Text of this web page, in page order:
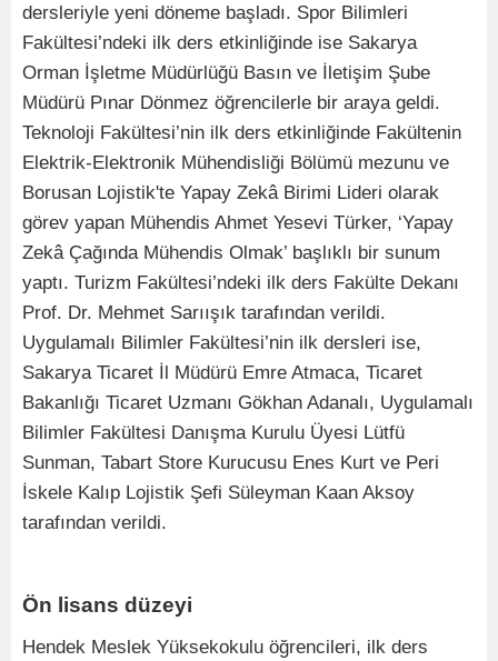
dersleriyle yeni döneme başladı. Spor Bilimleri
Fakültesi’ndeki ilk ders etkinliğinde ise Sakarya
Orman İşletme Müdürlüğü Basın ve İletişim Şube
Müdürü Pınar Dönmez öğrencilerle bir araya geldi.
Teknoloji Fakültesi’nin ilk ders etkinliğinde Fakültenin
Elektrik-Elektronik Mühendisliği Bölümü mezunu ve
Borusan Lojistik'te Yapay Zekâ Birimi Lideri olarak
görev yapan Mühendis Ahmet Yesevi Türker, ‘Yapay
Zekâ Çağında Mühendis Olmak’ başlıklı bir sunum
yaptı. Turizm Fakültesi’ndeki ilk ders Fakülte Dekanı
Prof. Dr. Mehmet Sarıışık tarafından verildi.
Uygulamalı Bilimler Fakültesi’nin ilk dersleri ise,
Sakarya Ticaret İl Müdürü Emre Atmaca, Ticaret
Bakanlığı Ticaret Uzmanı Gökhan Adanalı, Uygulamalı
Bilimler Fakültesi Danışma Kurulu Üyesi Lütfü
Sunman, Tabart Store Kurucusu Enes Kurt ve Peri
İskele Kalıp Lojistik Şefi Süleyman Kaan Aksoy
tarafından verildi.
Ön lisans düzeyi
Hendek Meslek Yüksekokulu öğrencileri, ilk ders